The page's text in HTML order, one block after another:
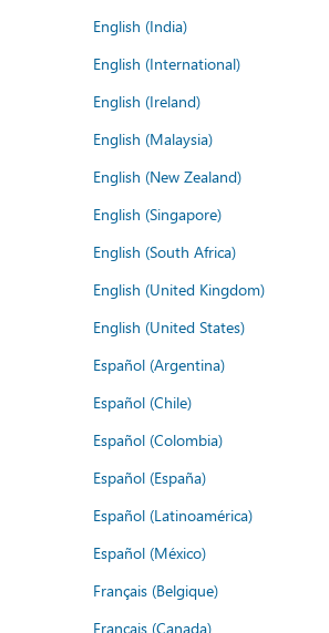
English (India)
English (International)
English (Ireland)
English (Malaysia)
English (New Zealand)
English (Singapore)
English (South Africa)
English (United Kingdom)
English (United States)
Español (Argentina)
Español (Chile)
Español (Colombia)
Español (España)
Español (Latinoamérica)
Español (México)
Français (Belgique)
Français (Canada)